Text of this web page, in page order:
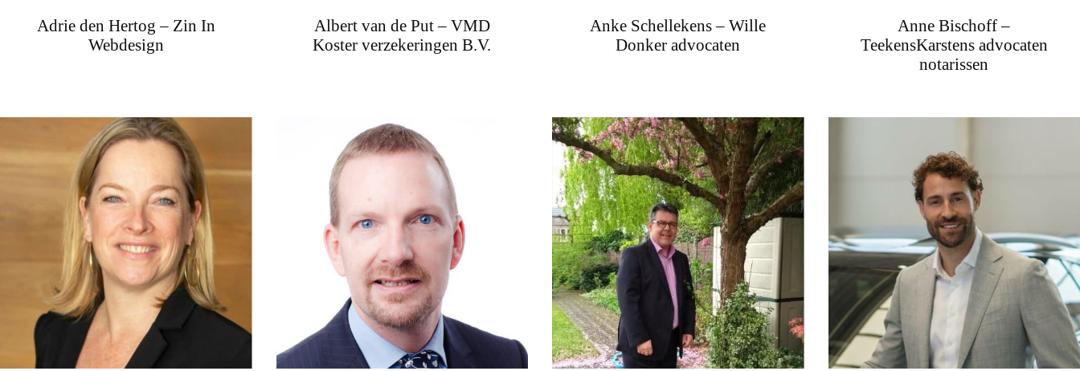
Adrie den Hertog – Zin In
Webdesign
Albert van de Put – VMD
Koster verzekeringen B.V.
Anke Schellekens – Wille
Donker advocaten
Anne Bischoff –
TeekensKarstens advocaten
notarissen